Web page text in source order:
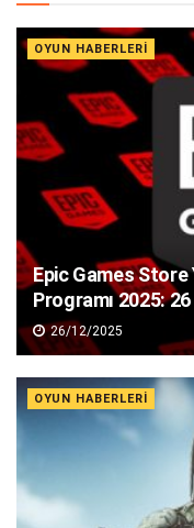
OYUN HABERLERI
Epic Games Store
Programı 2025:
26/12/2025
OYUN HABERLERI